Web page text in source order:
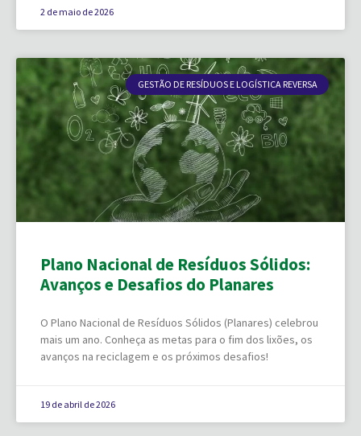
2 de maio de 2026
GESTÃO DE RESÍDUOS E LOGÍSTICA REVERSA
Plano Nacional de Resíduos Sólidos:
Avanços e Desafios do Planares
O Plano Nacional de Resíduos Sólidos (Planares) celebrou
mais um ano. Conheça as metas para o fim dos lixões, os
avanços na reciclagem e os próximos desafios!
19 de abril de 2026